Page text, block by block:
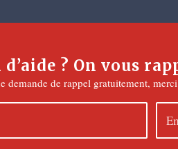
? On vous
demande de rappel gratuitement,